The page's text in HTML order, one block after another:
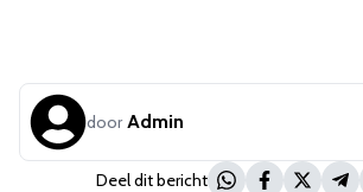
door Admin
Deel dit bericht